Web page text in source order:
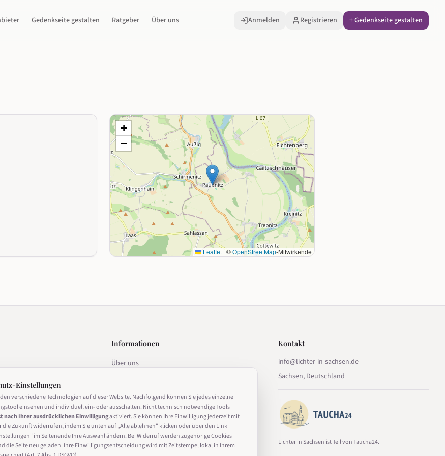
Gedenkseite gestalten Ratgeber Über uns Anmelden Registrieren + Gedenkseite gestalten
+
−
Leaflet | ©OpenStreetMap-Mitwirkende
Informationen
Über uns
Impressum
Nutzungsbedingungen
Cookie-Einstellungen
Kontakt
info@lichter-in-sachsen.de
Sachsen, Deutschland
Lichter in Sachsen ist Teil von Taucha24.
Einstellungen
verschiedene Technologien auf dieser Website. Nachfolgend können Sie jedes einzelne
einsehen und individuell ein- oder ausschalten. Nicht technisch notwendige Tools
nach Ihrer ausdrücklichen Einwilligungaktiviert. Sie können Ihre Einwilligung jederzeit mit
die Zukunft widerrufen, indem Sie unten auf „Alle ablehnen" klicken oder über den Link
im Seitenende Ihre Auswahl ändern. Bei Widerruf werden zugehörige Cookies
die Seite neu geladen. Ihre Einwilligungsentscheidung wird mit Zeitstempel lokal in Ihrem